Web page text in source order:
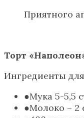
Приятного
Торт
Ингредиенты для
Мука 5-5,5
Молоко – 2